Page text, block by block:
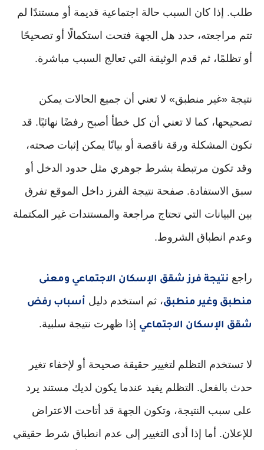
طلب. إذا كان السبب حالة اجتماعية قديمة أو مستندًا لم
تتم مراجعته، حدد هل الجهة فتحت استكمالًا أو تصحيحًا
أو تظلمًا، ثم قدم الوثيقة التي تعالج السبب مباشرة.
نتيجة «غير منطبق» لا تعني أن جميع الحالات يمكن
تصحيحها، كما لا تعني أن كل خطأ أصبح رفضًا نهائيًا. قد
تكون المشكلة ورقة ناقصة أو بيانًا يمكن إثبات صحته،
وقد تكون مرتبطة بشرط جوهري مثل حدود الدخل أو
سبق الاستفادة. صفحة نتيجة الفرز داخل الموقع تفرق
بين البيانات التي تحتاج مراجعة والمستندات غير المكتملة
وعدم انطباق الشروط.
راجع نتيجة فرز شقق الإسكان الاجتماعي ومعنى
منطبق وغير منطبق، ثم استخدم دليل أسباب رفض
شقق الإسكان الاجتماعي إذا ظهرت نتيجة سلبية.
لا تستخدم التظلم لتغيير حقيقة صحيحة أو لإخفاء تغير
حدث بالفعل. التظلم يفيد عندما يكون لديك مستند يرد
على سبب النتيجة، وتكون الجهة قد أتاحت الاعتراض
للإعلان. أما إذا أدى التغيير إلى عدم انطباق شرط حقيقي